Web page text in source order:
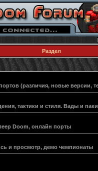
Раздел
(различия, новые версии,
тактики и стиля. Вады и
Doom, онлайн порты
и просмотр, демо чемпионаты